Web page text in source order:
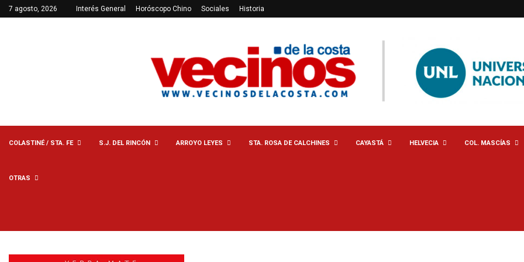
7 agosto, 2026 Interés General Horóscopo Chino Sociales Historia
COLASTINÉ / STA. FE S.J. DEL RINCÓN ARROYO LEYES STA. ROSA DE CALCHINES CAYASTÁ HELVECIA COL. MASCÍAS
OTRAS